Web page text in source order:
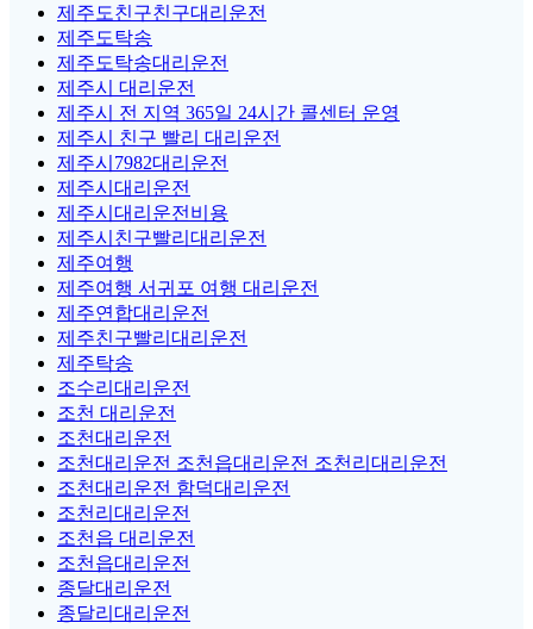
제주도친구친구대리운전
제주도탁송
제주도탁송대리운전
제주시 대리운전
제주시 전 지역 365일 24시간 콜센터 운영
제주시 친구 빨리 대리운전
제주시7982대리운전
제주시대리운전
제주시대리운전비용
제주시친구빨리대리운전
제주여행
제주여행 서귀포 여행 대리운전
제주연합대리운전
제주친구빨리대리운전
제주탁송
조수리대리운전
조천 대리운전
조천대리운전
조천대리운전 조천읍대리운전 조천리대리운전
조천대리운전 함덕대리운전
조천리대리운전
조천읍 대리운전
조천읍대리운전
종달대리운전
종달리대리운전